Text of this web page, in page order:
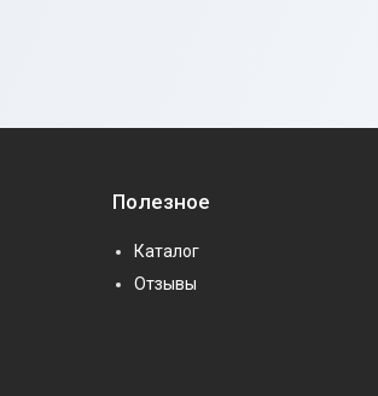
Полезное
Каталог
Отзывы